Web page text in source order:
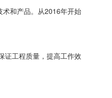
和产品。从2016年开始
证工程质量，提高工作效